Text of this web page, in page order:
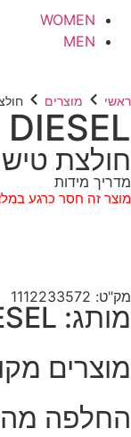
WOMEN
MEN
ראשי מוצרים
DIESEL
חולצת
מדריך מידות
מוצר זה חסר כרגע
מק"ט: 1112233572
מותג: DIESEL
מוצרים
החלפה